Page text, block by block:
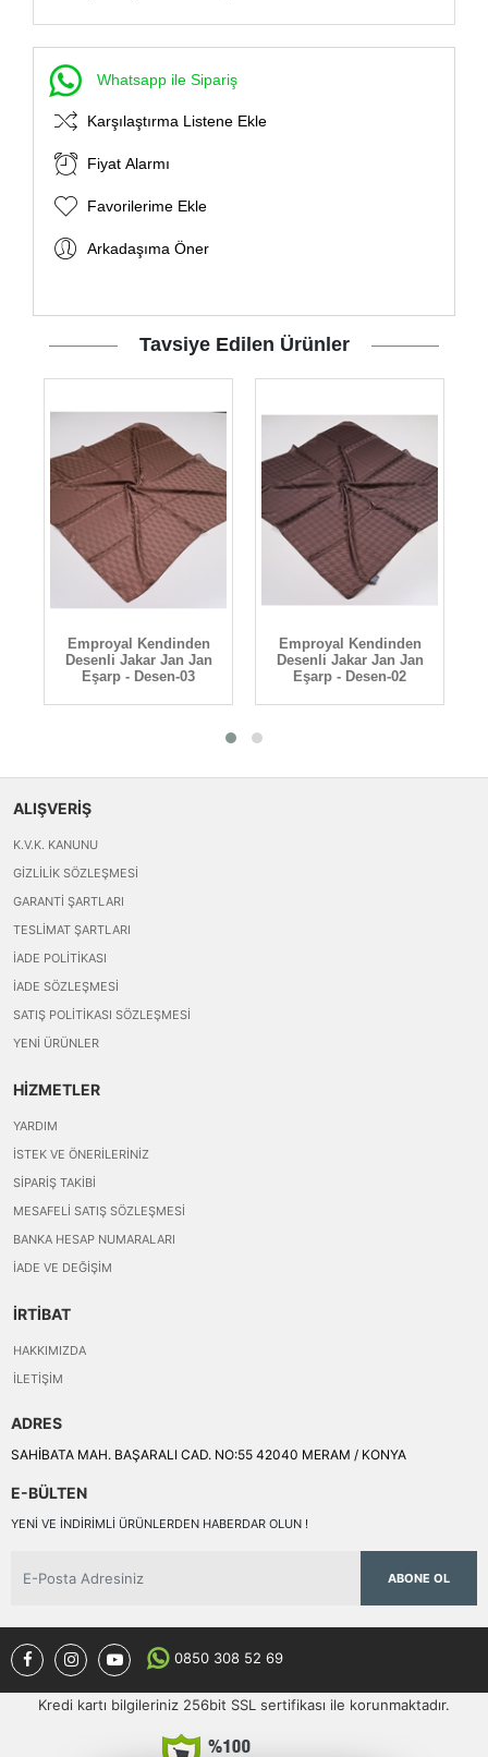
Whatsapp ile Sipariş
Karşılaştırma Listene Ekle
Fiyat Alarmı
Favorilerime Ekle
Arkadaşıma Öner
Tavsiye Edilen Ürünler
Emproyal Kendinden
Desenli Jakar Jan Jan
Eşarp - Desen-03
Emproyal Kendinden
Desenli Jakar Jan Jan
Eşarp - Desen-02
ALIŞVERİŞ
K.V.K. KANUNU
GIZLILIK SÖZLEŞMESI
GARANTI ŞARTLARI
TESLIMAT ŞARTLARI
İADE POLITIKASI
İADE SÖZLEŞMESI
SATIŞ POLITIKASI SÖZLEŞMESI
YENI ÜRÜNLER
HİZMETLER
YARDIM
İSTEK VE ÖNERILERINIZ
SIPARIŞ TAKIBI
MESAFELI SATIŞ SÖZLEŞMESI
BANKA HESAP NUMARALARI
İADE VE DEĞIŞIM
İRTİBAT
HAKKIMIZDA
İLETIŞIM
ADRES
SAHİBATA MAH. BAŞARALI CAD. NO:55 42040 MERAM / KONYA
E-BÜLTEN
YENI VE INDIRIMLI ÜRÜNLERDEN HABERDAR OLUN !
ABONE OL
0850 308 52 69
Kredi kartı bilgileriniz 256bit SSL sertifikası ile korunmaktadır.